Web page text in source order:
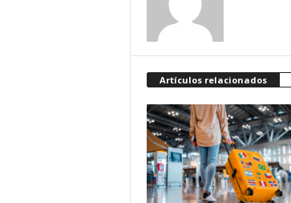
Artículos relacionados